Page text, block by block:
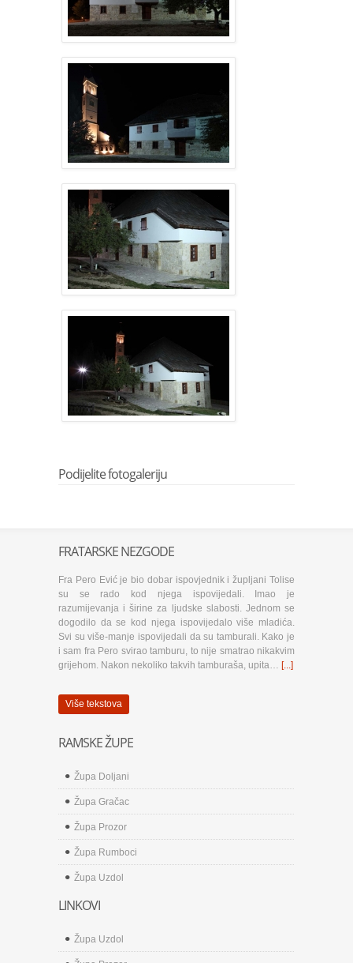
Podijelite fotogaleriju
FRATARSKE NEZGODE
Fra Pero Ević je bio dobar ispovjednik i župljani Tolise
su se rado kod njega ispovijedali. Imao je
razumijevanja i širine za ljudske slabosti. Jednom se
dogodilo da se kod njega ispovijedalo više mladića.
Svi su više-manje ispovijedali da su tamburali. Kako je
i sam fra Pero svirao tamburu, to nije smatrao nikakvim
grijehom. Nakon nekoliko takvih tamburaša, upita… [...]
Više tekstova
RAMSKE ŽUPE
Župa Doljani
Župa Gračac
Župa Prozor
Župa Rumboci
Župa Uzdol
LINKOVI
Župa Uzdol